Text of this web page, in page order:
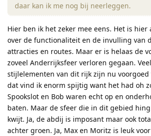
daar kan ik me nog bij neerleggen.
Hier ben ik het zeker mee eens. Het is hier
over de functionaliteit en de invulling van
attracties en routes. Maar er is helaas de
zoveel Anderrijksfeer verloren gegaan.
stijlelementen van dit rijk zijn nu voorgoed
dat vind ik enorm spijtig want het had oh
Spookslot en Bob waren echt op en
baten. Maar de sfeer die in dit gebied
kwijt. Ja, de abdij is imposant maar ook
achter groen. Ja, Max en Moritz is leuk